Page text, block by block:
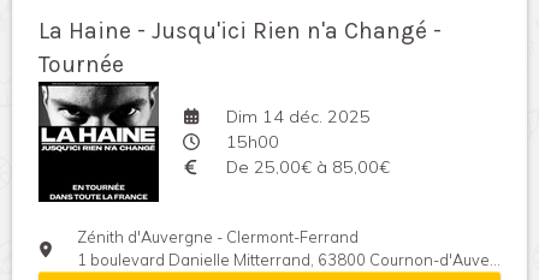
La Haine - Jusqu'ici Rien n'a Changé -
Tournée
Dim 14 déc. 2025
15h00
De 25,00€ à 85,00€
Zénith d'Auvergne - Clermont-Ferrand
1 boulevard Danielle Mitterrand, 63800 Cournon-d'Auvergne, France